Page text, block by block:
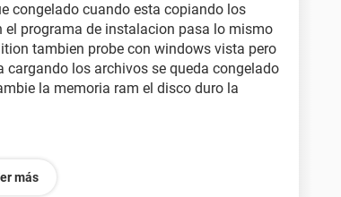
congelado cuando esta copiando los
programa de instalacion pasa lo mismo
tambien probe con windows vista pero
los archivos se queda congelado
la memoria ram el disco duro la
más